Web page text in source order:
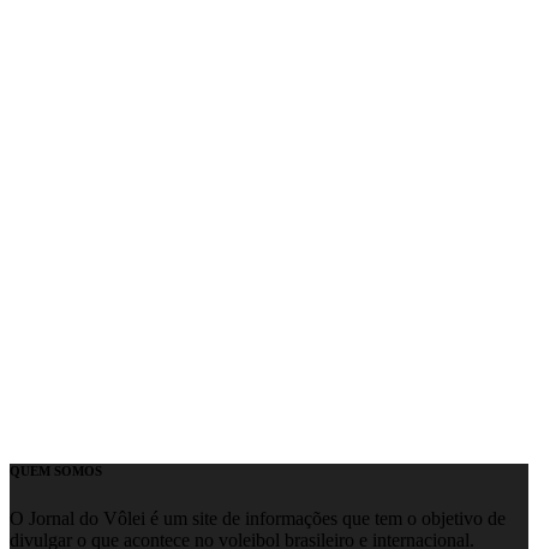
QUEM SOMOS
O Jornal do Vôlei é um site de informações que tem o objetivo de
divulgar o que acontece no voleibol brasileiro e internacional.